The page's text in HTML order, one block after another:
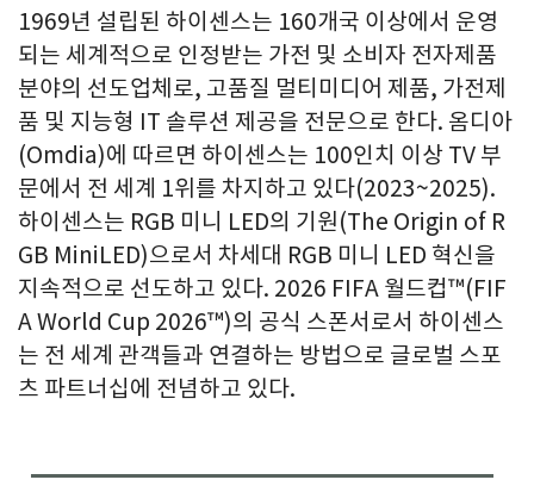
1969년 설립된 하이센스는 160개국 이상에서 운영
되는 세계적으로 인정받는 가전 및 소비자 전자제품
분야의 선도업체로, 고품질 멀티미디어 제품, 가전제
품 및 지능형 IT 솔루션 제공을 전문으로 한다. 옴디아
(Omdia)에 따르면 하이센스는 100인치 이상 TV 부
문에서 전 세계 1위를 차지하고 있다(2023~2025).
하이센스는 RGB 미니 LED의 기원(The Origin of R
GB MiniLED)으로서 차세대 RGB 미니 LED 혁신을
지속적으로 선도하고 있다. 2026 FIFA 월드컵™(FIF
A World Cup 2026™)의 공식 스폰서로서 하이센스
는 전 세계 관객들과 연결하는 방법으로 글로벌 스포
츠 파트너십에 전념하고 있다.